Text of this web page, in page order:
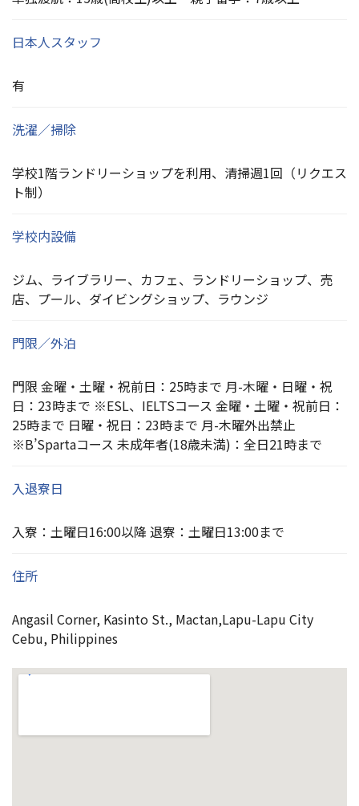
日本人スタッフ
有
洗濯／掃除
学校1階ランドリーショップを利用、清掃週1回（リクエス
ト制）
学校内設備
ジム、ライブラリー、カフェ、ランドリーショップ、売
店、プール、ダイビングショップ、ラウンジ
門限／外泊
門限 金曜・土曜・祝前日：25時まで 月-木曜・日曜・祝
日：23時まで ※ESL、IELTSコース 金曜・土曜・祝前日：
25時まで 日曜・祝日：23時まで 月-木曜外出禁止
※B’Spartaコース 未成年者(18歳未満)：全日21時まで
入退寮日
入寮：土曜日16:00以降 退寮：土曜日13:00まで
住所
Angasil Corner, Kasinto St., Mactan,Lapu-Lapu City
Cebu, Philippines